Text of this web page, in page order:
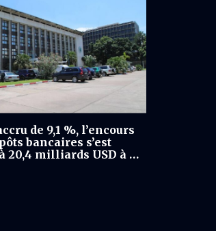
de 9,1 %, l’encours
bancaires s’est
20,4 milliards USD à fin